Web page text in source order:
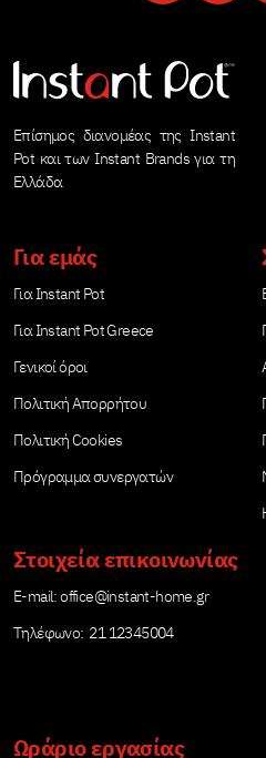
Επίσημος διανομέας της Instant
Pot και των Instant Brands για τη
Ελλάδα
Για εμάς
Για Instant Pot
Για Instant Pot Greece
Γενικοί όροι
Πολιτική Απορρήτου
Πολιτική Cookies
Πρόγραμμα συνεργατών
Στοιχεία επικοινωνίας
Е-mail:office@instant-home.gr
Τηλέφωνο: 21 12345004
Ωράριο εργασίας